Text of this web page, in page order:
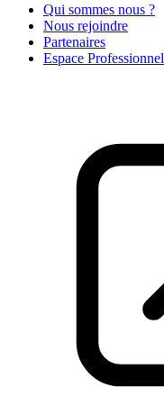
Qui sommes nous ?
Nous rejoindre
Partenaires
Espace Professionnel